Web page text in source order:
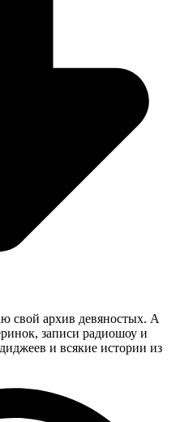
свой архив девяностых. А
записи радиошоу и
и всякие истории из